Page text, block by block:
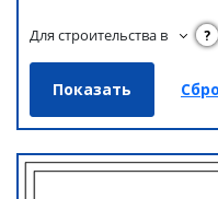
Для строительства в ?